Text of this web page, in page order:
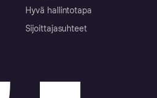
Hyvä hallintotapa
Sijoittajasuhteet